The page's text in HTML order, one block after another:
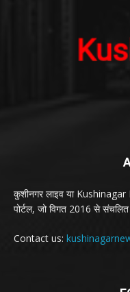
कुशीनगर लाइव या
पोर्टल, जो विगत 2016 से
Contact us: